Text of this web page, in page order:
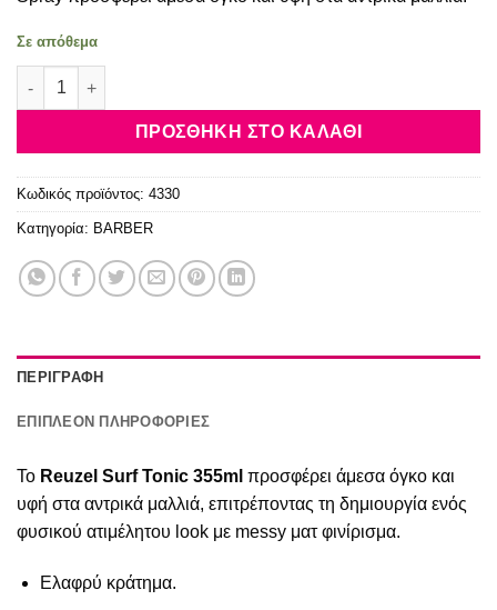
Σε απόθεμα
Reuzel Surf Tonic 355ml ποσότητα
ΠΡΟΣΘΉΚΗ ΣΤΟ ΚΑΛΆΘΙ
Κωδικός προϊόντος: 4330
Κατηγορία: BARBER
ΠΕΡΙΓΡΑΦΉ
ΕΠΙΠΛΈΟΝ ΠΛΗΡΟΦΟΡΊΕΣ
Το Reuzel Surf Tonic 355ml προσφέρει άμεσα όγκο και
υφή στα αντρικά μαλλιά, επιτρέποντας τη δημιουργία ενός
φυσικού ατιμέλητου look με messy ματ φινίρισμα.
Ελαφρύ κράτημα.